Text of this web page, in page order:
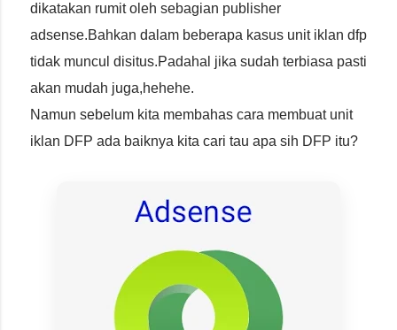
dikatakan rumit oleh sebagian publisher
adsense.Bahkan dalam beberapa kasus unit iklan dfp
tidak muncul disitus.Padahal jika sudah terbiasa pasti
akan mudah juga,hehehe.
Namun sebelum kita membahas cara membuat unit
iklan DFP ada baiknya kita cari tau apa sih DFP itu?